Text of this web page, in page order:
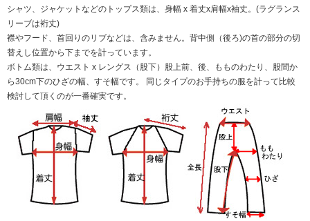
シャツ、ジャケットなどのトップス類は、身幅 x 着丈x肩幅x袖丈。(ラグランス
リーブは裄丈)
襟やフード、首回りのリブなどは、含みません。背中側（後ろ)の首の部分の切
替えし位置から下までを計っています。
ボトム類は、ウエスト x レングス（股下）股上前、後、もものわたり、股間か
ら30cm下のひざの幅、すそ幅です。 同じタイプのお手持ちの服を計って比較
検討して頂くのが一番確実です。